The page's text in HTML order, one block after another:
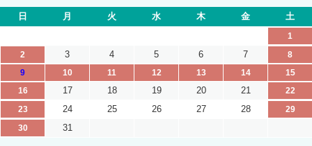
日 月 火 水 木 金 土
1
2
3 4 5 6 7
8
9
10 11 12 13 14
15
16
17 18 19 20 21
22
23
24 25 26 27 28
29
30
31